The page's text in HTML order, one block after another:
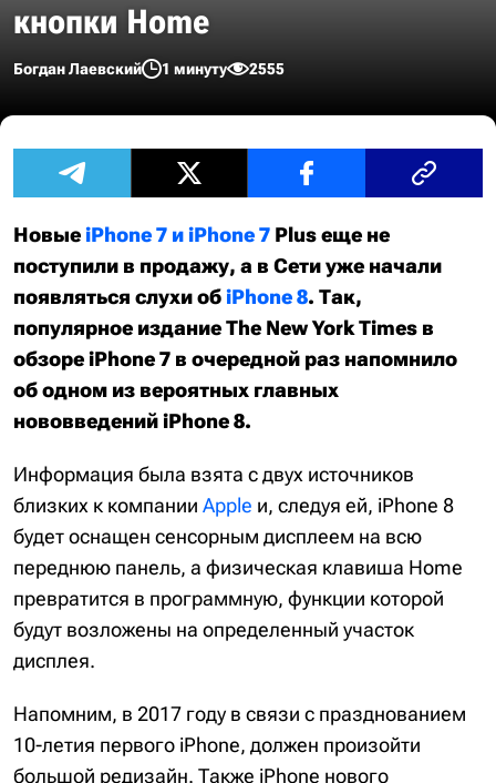
кнопки Home
Богдан Лаевский 1 минуту 2555
НовыеiPhone 7 иiPhone 7 Plus еще не
поступили в продажу, а в Сети уже начали
появляться слухи обiPhone 8. Так,
популярное издание The New York Times в
обзоре iPhone 7 в очередной раз напомнило
об одном из вероятных главных
нововведений iPhone 8.
Информация была взята с двух источников
близких к компании Apple и, следуя ей, iPhone 8
будет оснащен сенсорным дисплеем на всю
переднюю панель, а физическая клавиша Home
превратится в программную, функции которой
будут возложены на определенный участок
дисплея.
Напомним, в 2017 году в связи с празднованием
10-летия первого iPhone, должен произойти
большой редизайн. Также iPhone нового